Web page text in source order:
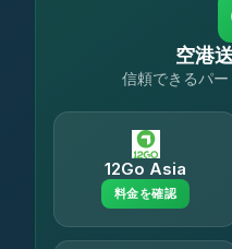
空港
信頼できるパ
12Go Asia
料金を確認